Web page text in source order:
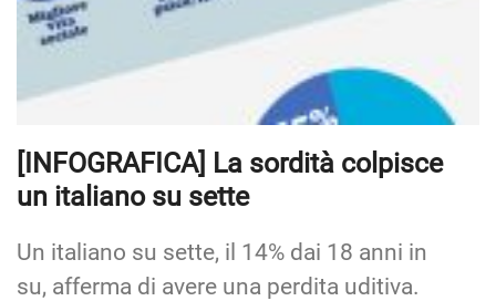
[INFOGRAFICA] La sordità colpisce
un italiano su sette
Un italiano su sette, il 14% dai 18 anni in
su, afferma di avere una perdita uditiva.